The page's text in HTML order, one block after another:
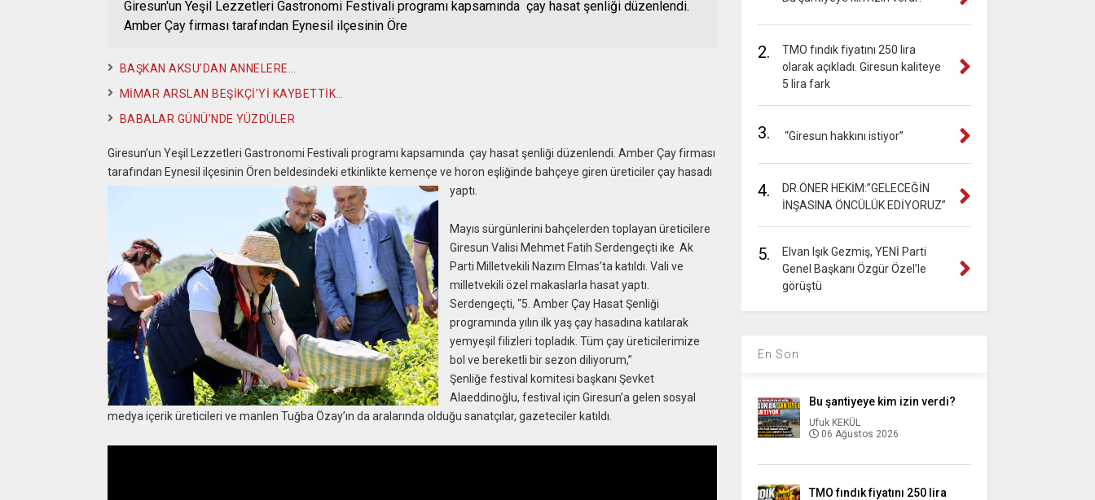
Giresun'un Yeşil Lezzetleri Gastronomi Festivali programı kapsamında çay hasat şenliği düzenlendi.
Amber Çay firması tarafından Eynesil ilçesinin Öre
BAŞKAN AKSU’DAN ANNELERE…
MİMAR ARSLAN BEŞİKÇİ’Yİ KAYBETTİK…
BABALAR GÜNÜ’NDE YÜZDÜLER
Giresun’un Yeşil Lezzetleri Gastronomi Festivali programı kapsamında çay hasat şenliği düzenlendi. Amber Çay firması
tarafından Eynesil ilçesinin Ören beldesindeki etkinlikte kemençe ve horon eşliğinde bahçeye giren üreticiler çay hasadı
yaptı.
Mayıs sürgünlerini bahçelerden toplayan üreticilere
Giresun Valisi Mehmet Fatih Serdengeçti ike Ak
Parti Milletvekili Nazım Elmas’ta katıldı. Vali ve
milletvekili özel makaslarla hasat yaptı.
Serdengeçti, “5. Amber Çay Hasat Şenliği
programında yılın ilk yaş çay hasadına katılarak
yemyeşil filizleri topladık. Tüm çay üreticilerimize
bol ve bereketli bir sezon diliyorum,”
Şenliğe festival komitesi başkanı Şevket
Alaeddinoğlu, festival için Giresun’a gelen sosyal
medya içerik üreticileri ve manlen Tuğba Özay’ın da aralarında olduğu sanatçılar, gazeteciler katıldı.
2.
TMO fındık fiyatını 250 lira
olarak açıkladı. Giresun kaliteye
5 lira fark
3. “Giresun hakkını istiyor”
4.
DR.ÖNER HEKİM:”GELECEĞİN
İNŞASINA ÖNCÜLÜK EDİYORUZ”
5.
Elvan Işık Gezmiş, YENİ Parti
Genel Başkanı Özgür Özel’le
görüştü
En Son
Bu şantiyeye kim izin verdi?
Ufuk KEKÜL
06 Ağustos 2026
TMO fındık fiyatını 250 lira